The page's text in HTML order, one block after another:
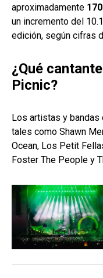
aproximadamente
un incremento del
edición, según cifras
¿Qué
Picnic?
Los artistas y bandas
tales como Shawn
Ocean, Los Petit
Foster The People y